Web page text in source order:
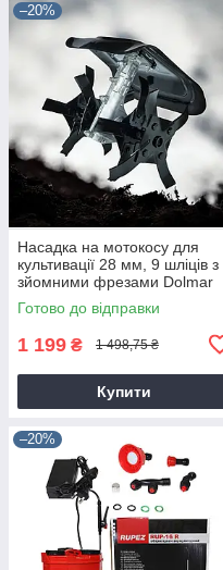
–20%
Насадка на мотокосу для
культивації 28 мм, 9 шліців з
зйомними фрезами Dolmar
9T28
Готово до відправки
1 199 ₴ 1 498,75 ₴
Купити
–20%